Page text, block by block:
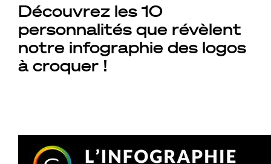
Découvrez les 10
personnalités que révèlent
notre infographie des logos
à croquer !